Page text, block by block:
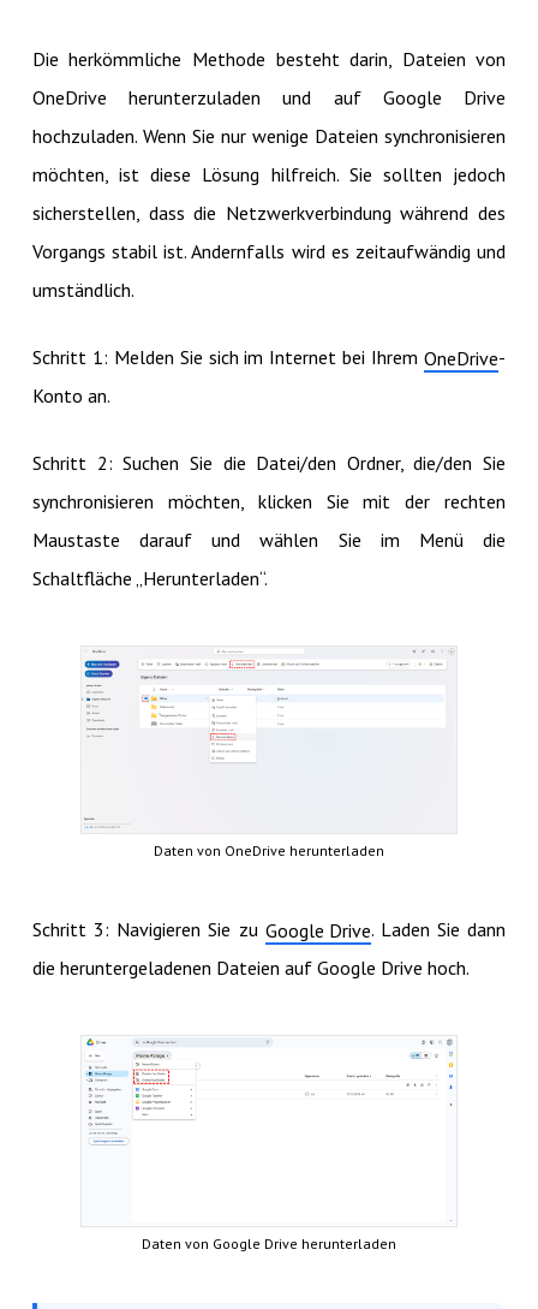
Die herkömmliche Methode besteht darin, Dateien von
OneDrive herunterzuladen und auf Google Drive
hochzuladen. Wenn Sie nur wenige Dateien synchronisieren
möchten, ist diese Lösung hilfreich. Sie sollten jedoch
sicherstellen, dass die Netzwerkverbindung während des
Vorgangs stabil ist. Andernfalls wird es zeitaufwändig und
umständlich.
Schritt 1: Melden Sie sich im Internet bei IhremOneDrive-
Konto an.
Schritt 2: Suchen Sie die Datei/den Ordner, die/den Sie
synchronisieren möchten, klicken Sie mit der rechten
Maustaste darauf und wählen Sie im Menü die
Schaltfläche „Herunterladen“.
Daten von OneDrive herunterladen
Schritt 3: Navigieren Sie zu Google Drive. Laden Sie dann
die heruntergeladenen Dateien auf Google Drive hoch.
Daten von Google Drive herunterladen